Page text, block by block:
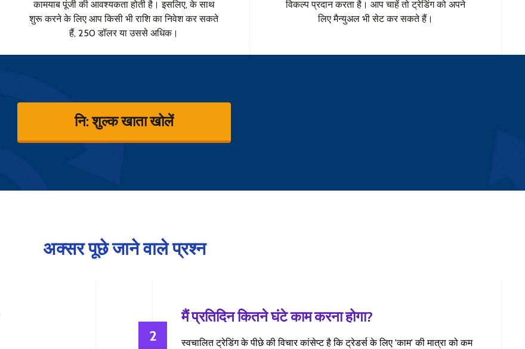
कामयाब पूंजी की आवश्यकता होती है। इसलिए, के साथ
शुरू करने के लिए आप किसी भी राशि का निवेश कर सकते
हैं, 250 डॉलर या उससे अधिक।
विकल्प प्रदान करता है। आप चाहें तो ट्रेडिंग को अपने
लिए मैन्युअल भी सेट कर सकते हैं।
नि: शुल्क खाता खोलें
अक्सर पूछे जाने वाले प्रश्न
2
मैं प्रतिदिन कितने घंटे काम करना होगा?
स्वचालित ट्रेडिंग के पीछे की विचार कांसेप्ट है कि ट्रेडर्स के लिए 'काम' की मात्रा को कम